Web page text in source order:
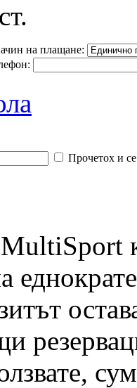
на плащане:
Прочетох и
MultiSport